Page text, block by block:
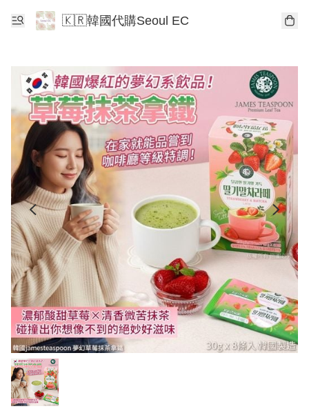
🇰🇷韓國代購Seoul EC